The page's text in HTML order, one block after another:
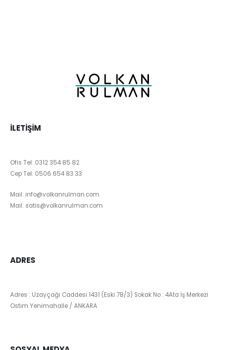
İLETIŞIM
Ofis Tel: 0312 354 85 82
Cep Tel: 0506 654 83 33
Mail: info@volkanrulman.com
Mail: satis@volkanrulman.com
ADRES
Adres : Uzayçağı Caddesi 1431 (Eski 78/3) Sokak No : 4Ata İş Merkezi
Ostim Yenimahalle / ANKARA